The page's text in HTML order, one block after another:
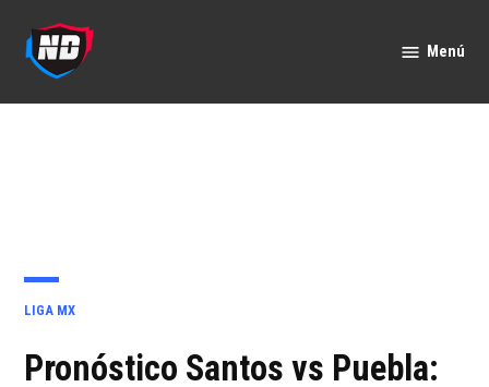
contenido
Menú
PUBLICADO
LIGA MX
Pronóstico Santos vs Puebla: